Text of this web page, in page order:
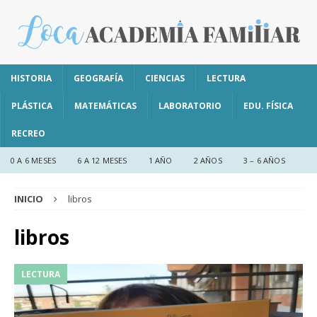
HISTORIA GEOGRAFÍA CIENCIAS LECTURA
PLÁSTICA MATEMÁTICAS LABORATORIO EDU. FÍSICA
RECREO
0 A 6 MESES 6 A 12 MESES 1 AÑO 2 AÑOS 3 – 6 AÑOS
INICIO libros
libros
LECTURA